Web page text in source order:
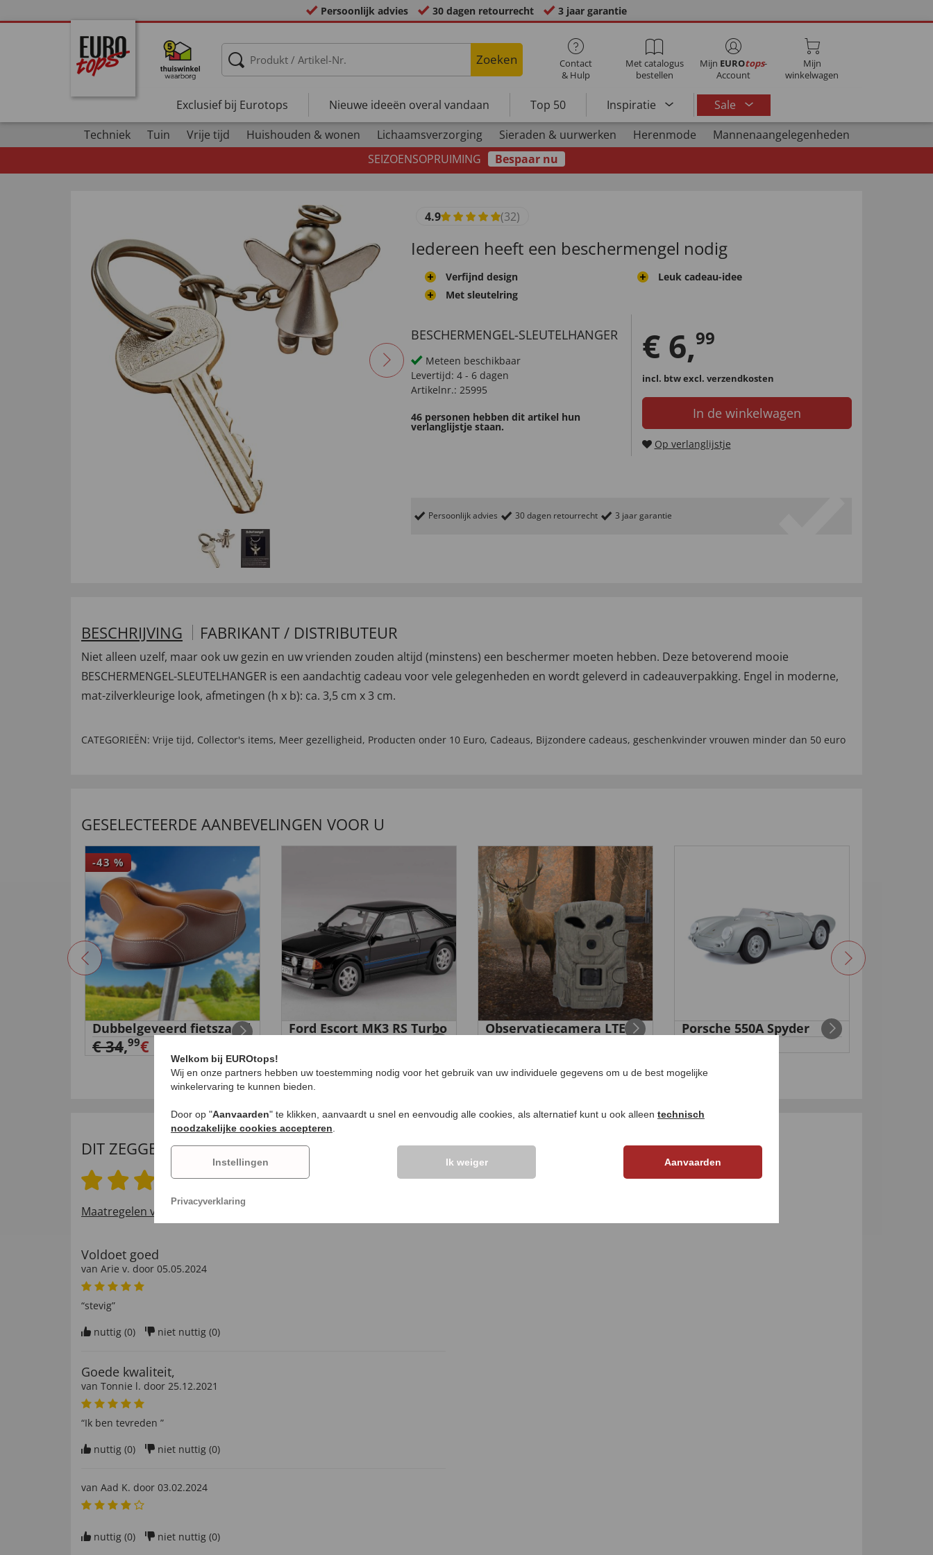
Persoonlijk advies 30 dagen retourrecht 3 jaar garantie
Zoeken
Contact
& Hulp
Met catalogus
bestellen
Mijn EUROtops-
Account
Mijn
winkelwagen
Exclusief bij Eurotops Nieuwe ideeën overal vandaan Top 50 Inspiratie
Sale
Techniek
Tuin Vrije tijd Huishouden & wonen Lichaamsverzorging Sieraden & uurwerken Herenmode
Mannenaangelegenheden
SEIZOENSOPRUIMING
Bespaar nu
4.9 (32)
Iedereen heeft een beschermengel nodig
Verfijnd design
Met sleutelring
Leuk cadeau-idee
BESCHERMENGEL-SLEUTELHANGER
Meteen beschikbaar
Levertijd: 4 - 6 dagen
Artikelnr.: 25995
46 personen hebben dit artikel hun
verlanglijstje staan.
€ 6,99
incl. btwexcl. verzendkosten
In de winkelwagen
Op verlanglijstje
Persoonlijk advies 30 dagen retourrecht 3 jaar garantie
BESCHRIJVING FABRIKANT / DISTRIBUTEUR
Niet alleen uzelf, maar ook uw gezin en uw vrienden zouden altijd (minstens) een beschermer moeten hebben. Deze betoverend mooie
BESCHERMENGEL-SLEUTELHANGER is een aandachtig cadeau voor vele gelegenheden en wordt geleverd in cadeauverpakking. Engel in moderne,
mat-zilverkleurige look, afmetingen (h x b): ca. 3,5 cm x 3 cm.
CATEGORIEËN: Vrije tijd, Collector's items, Meer gezelligheid, Producten onder 10 Euro, Cadeaus, Bijzondere cadeaus, geschenkvinder vrouwen minder dan 50 euro
GESELECTEERDE AANBEVELINGEN VOOR U
-43 %
Dubbelgeveerd fietszadel
€ 34,99€ 19,
Ford Escort MK3 RS Turbo
Observatiecamera LTE Porsche 550A Spyder
DIT ZEGGEN ONZE KLANTEN
4.9 van 5 sterren
Maatregelen voor het verifiëren van beoordelingen >>
Voldoet goed
van Arie v. door 05.05.2024
“stevig”
nuttig (0) niet nuttig (0)
Goede kwaliteit,
van Tonnie l. door 25.12.2021
“Ik ben tevreden ”
nuttig (0) niet nuttig (0)
van Aad K. door 03.02.2024
nuttig (0) niet nuttig (0)
UW PRODUCTVRAGEN
Welkom bij EUROtops!
Wij en onze partners hebben uw toestemming nodig voor het gebruik van uw individuele gegevens om u de best mogelijke
winkelervaring te kunnen bieden.
Door op "Aanvaarden" te klikken, aanvaardt u snel en eenvoudig alle cookies, als alternatief kunt u ook alleen technisch
noodzakelijke cookies accepteren
Instellingen Ik weiger Aanvaarden
Privacyverklaring